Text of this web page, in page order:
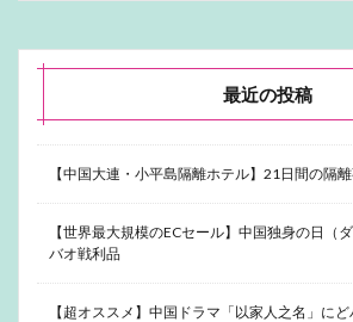
最近の投稿
【中国大連・小平島隔離ホテル】21日間の隔
【世界最大規模のECセール】中国独身の日（
バオ戦利品
【超オススメ】中国ドラマ「以家人之名」に